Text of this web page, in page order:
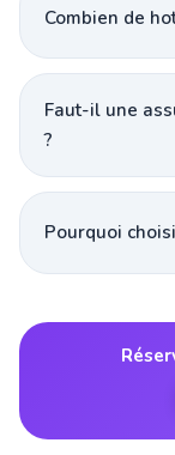
Combien de
Faut-il une
?
Pourquoi